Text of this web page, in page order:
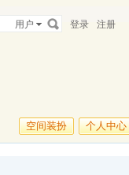
用户 登录 注册
空间装扮 个人中心